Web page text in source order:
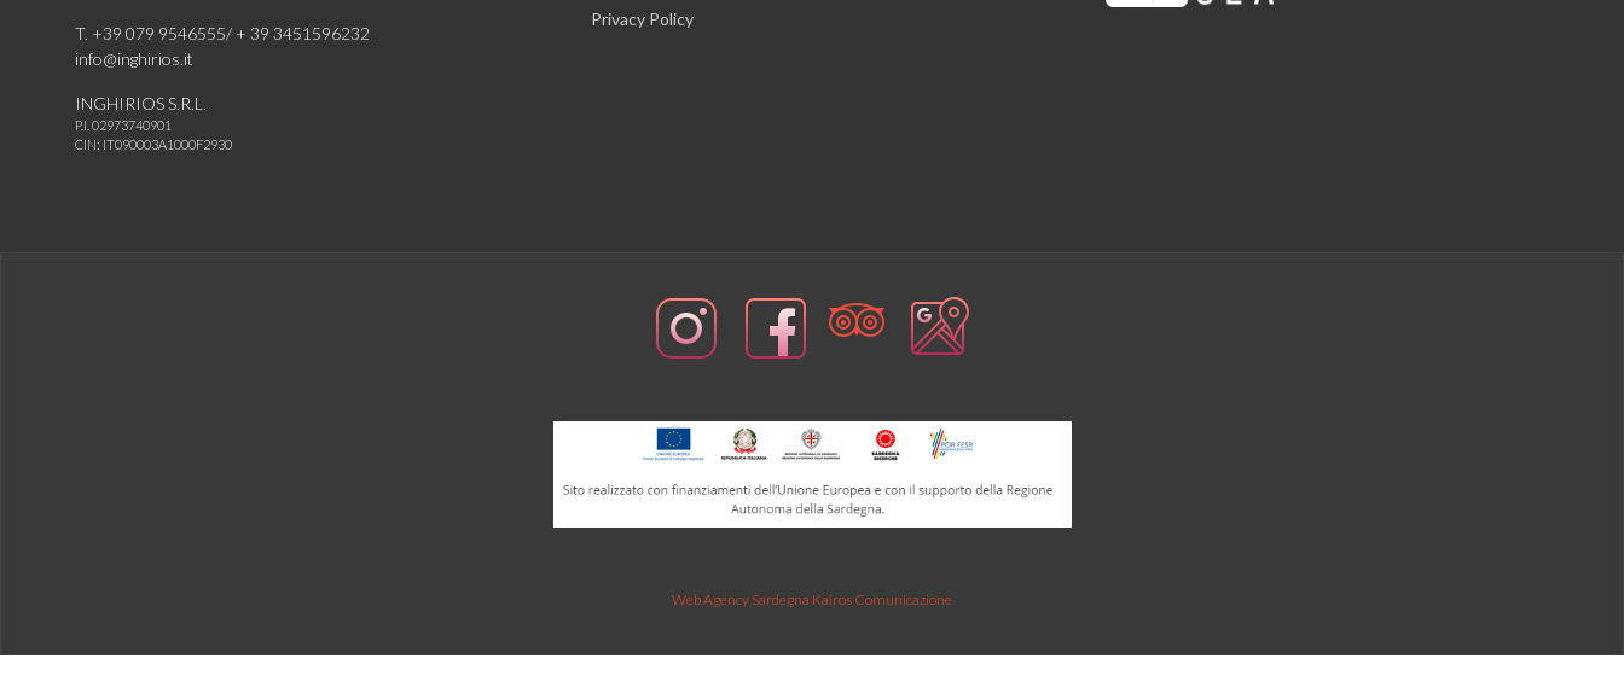
T. +39 079 9546555/ + 39 3451596232
info@inghirios.it
INGHIRIOS S.R.L.
P.I. 02973740901
CIN: IT090003A1000F2930
Privacy Policy
Web Agency Sardegna Kairos Comunicazione